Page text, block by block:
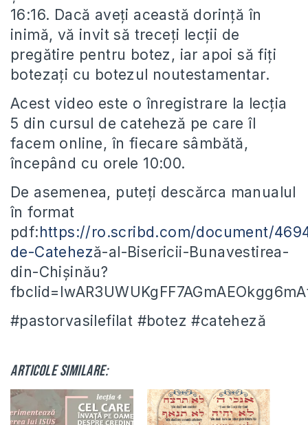
16:16. Dacă aveți această dorință în
inimă, vă invit să treceți lecții de
pregătire pentru botez, iar apoi să fiți
botezați cu botezul noutestamentar.
Acest video este o înregistrare la lecția
5 din cursul de cateheză pe care îl
facem online, în fiecare sâmbătă,
începând cu orele 10:00.
De asemenea, puteți descărca manualul
în format
pdf:https://ro.scribd.com/document/
de-Cateheză-al-Bisericii-Bunavestirea-
din-Chișinău?
#pastorvasilefilat #botez #cateheză
Articole similare: